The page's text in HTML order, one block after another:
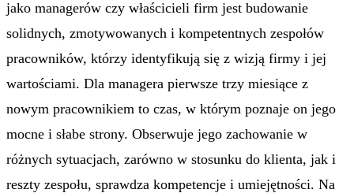
jako managerów czy właścicieli firm jest budowanie
solidnych, zmotywowanych i kompetentnych zespołów
pracowników, którzy identyfikują się z wizją firmy i jej
wartościami. Dla managera pierwsze trzy miesiące z
nowym pracownikiem to czas, w którym poznaje on jego
mocne i słabe strony. Obserwuje jego zachowanie w
różnych sytuacjach, zarówno w stosunku do klienta, jak i
reszty zespołu, sprawdza kompetencje i umiejętności. Na